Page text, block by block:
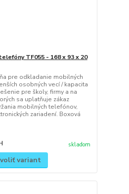
TF055 - 168 x 93 x 20
pre odkladanie mobilných
osobných vecí / kapacita
pre školy, firmy a na
sa uplatňuje zákaz
mobilných telefónov,
zariadení. Boxová
skladom
variant